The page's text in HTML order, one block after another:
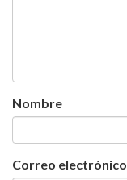
Nombre
Correo electrónico